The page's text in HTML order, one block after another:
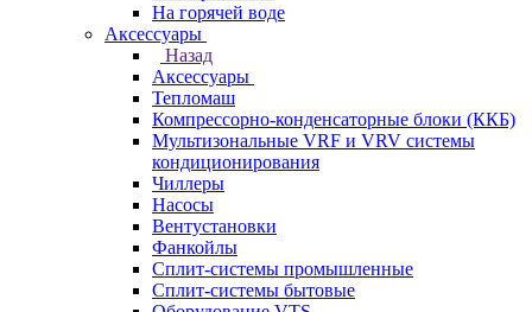
На горячей воде
Аксессуары
Назад
Аксессуары
Тепломаш
Компрессорно-конденсаторные блоки (ККБ)
Мультизональные VRF и VRV системы
кондиционирования
Чиллеры
Насосы
Вентустановки
Фанкойлы
Сплит-системы промышленные
Сплит-системы бытовые